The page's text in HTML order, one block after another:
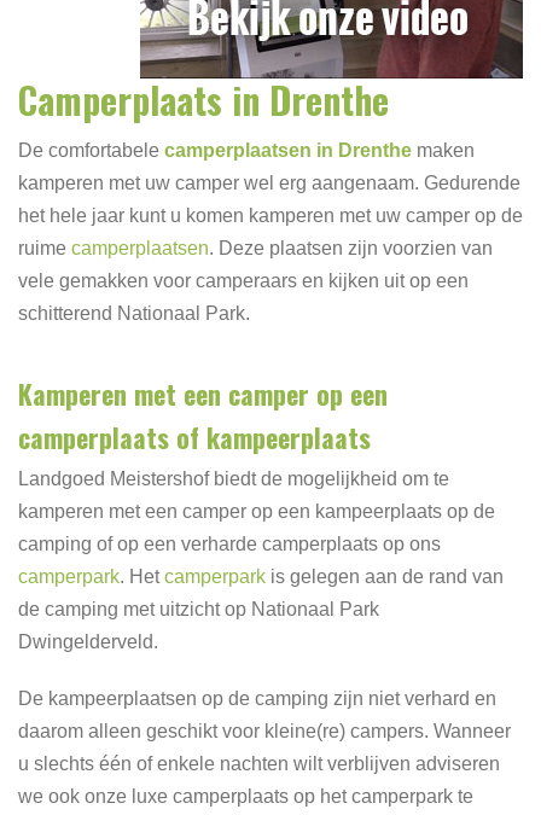
Camperplaats in Drenthe
De comfortabele camperplaatsen in Drenthe maken
kamperen met uw camper wel erg aangenaam. Gedurende
het hele jaar kunt u komen kamperen met uw camper op de
ruime camperplaatsen. Deze plaatsen zijn voorzien van
vele gemakken voor camperaars en kijken uit op een
schitterend Nationaal Park.
Kamperen met een camper op een
camperplaats of kampeerplaats
Landgoed Meistershof biedt de mogelijkheid om te
kamperen met een camper op een kampeerplaats op de
camping of op een verharde camperplaats op ons
camperpark. Hetcamperpark is gelegen aan de rand van
de camping met uitzicht op Nationaal Park
Dwingelderveld.
De kampeerplaatsen op de camping zijn niet verhard en
daarom alleen geschikt voor kleine(re) campers. Wanneer
u slechts één of enkele nachten wilt verblijven adviseren
we ook onze luxe camperplaats op het camperpark te